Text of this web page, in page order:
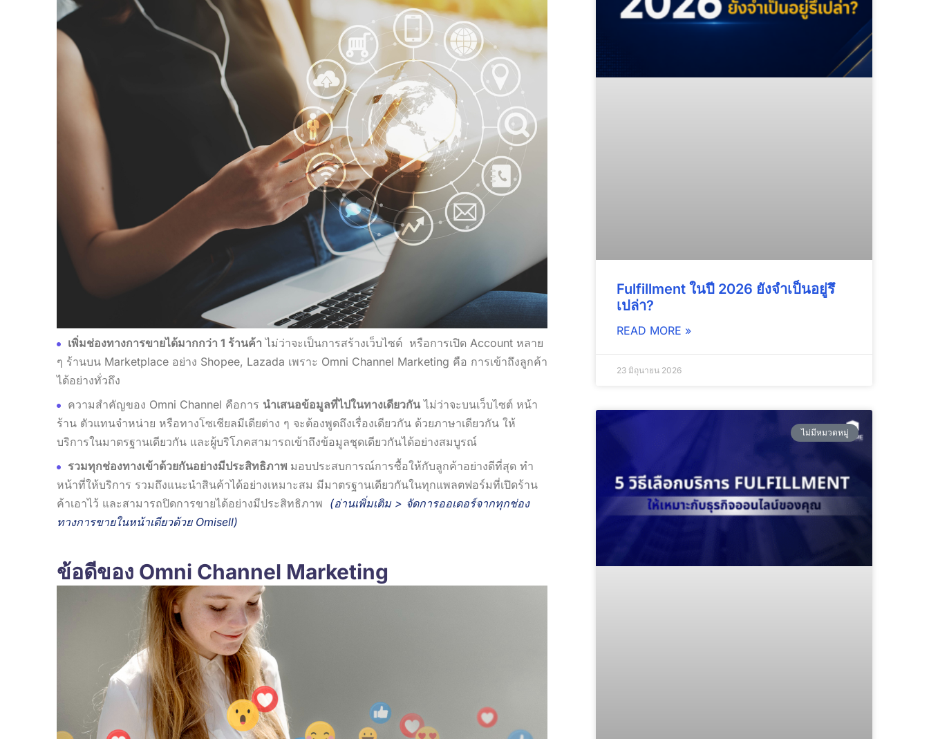
เพิ่มช่องทางการขายได้มากกว่า 1 ร้านค้า ไม่ว่าจะเป็นการสร้างเว็บไซต์ หรือการเปิด Account หลาย
ๆ ร้านบน Marketplace อย่าง Shopee, Lazada เพราะ Omni Channel Marketing คือ การเข้าถึงลูกค้า
ได้อย่างทั่วถึง
ความสำคัญของ Omni Channel คือการ นำเสนอข้อมูลที่ไปในทางเดียวกัน ไม่ว่าจะบนเว็บไซต์ หน้า
ร้าน ตัวแทนจำหน่าย หรือทางโซเชียลมีเดียต่าง ๆ จะต้องพูดถึงเรื่องเดียวกัน ด้วยภาษาเดียวกัน ให้
บริการในมาตรฐานเดียวกัน และผู้บริโภคสามารถเข้าถึงข้อมูลชุดเดียวกันได้อย่างสมบูรณ์
รวมทุกช่องทางเข้าด้วยกันอย่างมีประสิทธิภาพ มอบประสบการณ์การซื้อให้กับลูกค้าอย่างดีที่สุด ทำ
หน้าที่ให้บริการ รวมถึงแนะนำสินค้าได้อย่างเหมาะสม มีมาตรฐานเดียวกันในทุกแพลตฟอร์มที่เปิดร้าน
ค้าเอาไว้ และสามารถปิดการขายได้อย่างมีประสิทธิภาพ (อ่านเพิ่มเติม > จัดการออเดอร์จากทุกช่อง
ทางการขายในหน้าเดียวด้วย Omisell)
ข้อดีของ Omni Channel Marketing
Fulfillment ในปี 2026 ยังจำเป็นอยู่รึ
เปล่า?
READ MORE »
23 มิถุนายน 2026
ไม่มีหมวดหมู่